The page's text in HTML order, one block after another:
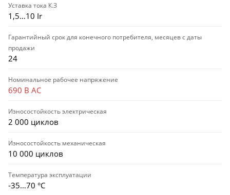
Уставка тока К.З
1,5…10 Ir
Гарантийный срок для конечного потребителя, месяцев с даты
продажи
24
Номинальное рабочее напряжение
690 В AC
Износостойкость электрическая
2 000 циклов
Износостойкость механическая
10 000 циклов
Температура эксплуатации
-35…70 °C